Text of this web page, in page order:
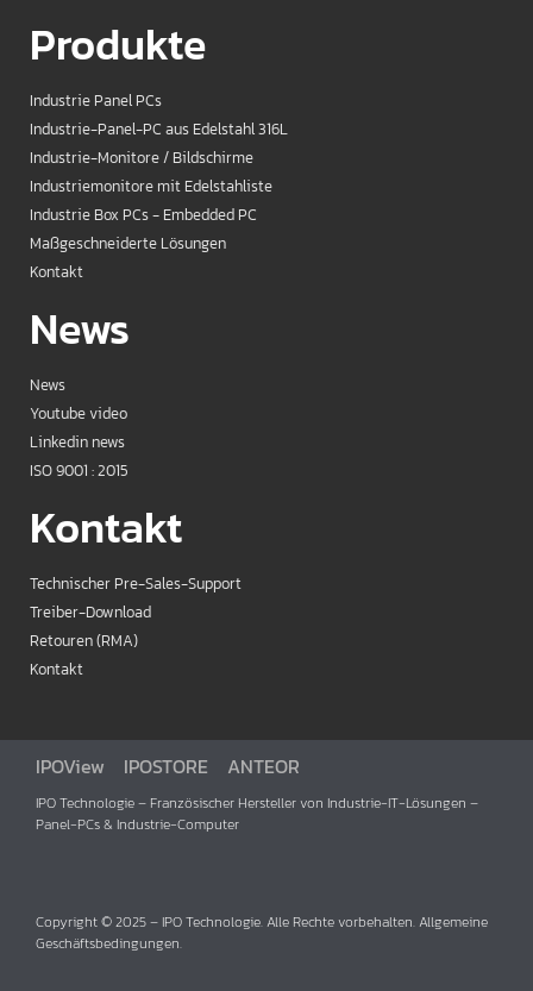
Produkte
Industrie Panel PCs
Industrie-Panel-PC aus Edelstahl 316L
Industrie-Monitore / Bildschirme
Industriemonitore mit Edelstahliste
Industrie Box PCs - Embedded PC
Maßgeschneiderte Lösungen
Kontakt
News
News
Youtube video
Linkedin news
ISO 9001 : 2015
Kontakt
Technischer Pre-Sales-Support
Treiber-Download
Retouren (RMA)
Kontakt
IPOView IPOSTORE ANTEOR
IPO Technologie – Französischer Hersteller von Industrie-IT-Lösungen –
Panel-PCs & Industrie-Computer
Copyright © 2025 – IPO Technologie. Alle Rechte vorbehalten. Allgemeine
Geschäftsbedingungen.